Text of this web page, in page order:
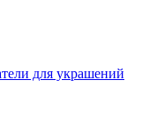
для украшений